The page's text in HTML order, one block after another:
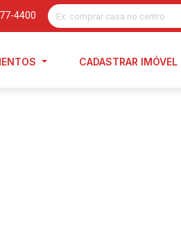
4400
CADASTRAR IMÓVEL